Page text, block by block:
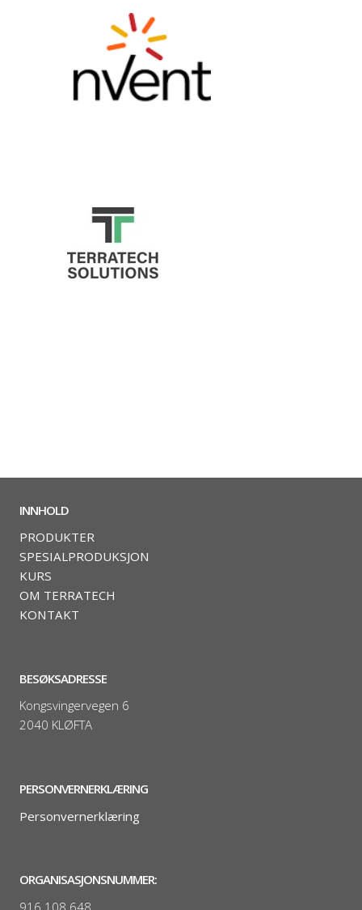
INNHOLD
PRODUKTER
SPESIALPRODUKSJON
KURS
OM TERRATECH
KONTAKT
BESØKSADRESSE
Kongsvingervegen 6
2040 KLØFTA
PERSONVERNERKLÆRING
Personvernerklæring
ORGANISASJONSNUMMER:
916 108 648